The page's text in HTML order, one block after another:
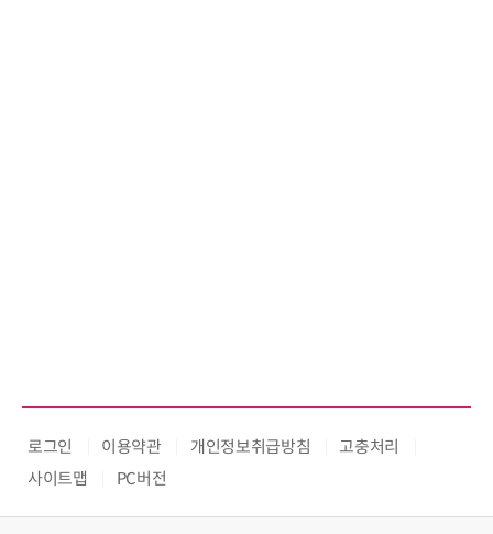
로그인 이용약관 개인정보취급방침
고충처리
사이트맵
PC버전